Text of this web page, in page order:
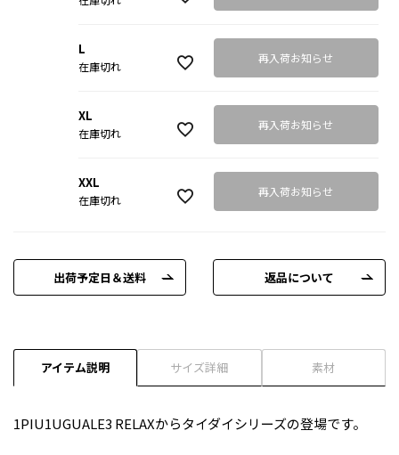
L
在庫切れ
再入荷お知らせ
XL
在庫切れ
再入荷お知らせ
XXL
在庫切れ
再入荷お知らせ
出荷予定日＆送料 返品について
アイテム説明 サイズ詳細 素材
1PIU1UGUALE3 RELAXからタイダイシリーズの登場です。